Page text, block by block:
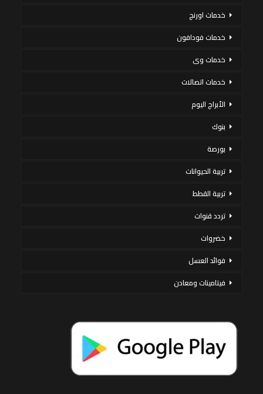
خدمات اورنج
خدمات فودافون
خدمات وى
خدمات اتصالات
الأبراج اليوم
بنوك
بورصة
تربية الحيوانات
تربية القطط
تردد قنوات
خضروات
فوائد العسل
فيتامينات ومعادن